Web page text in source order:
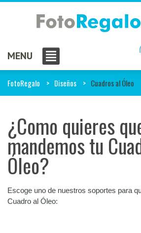
MENU
FotoRegalo Diseños Cuadros al Óleo
¿Como quieres
mandemos tu
Óleo?
Escoge uno de nuestros soportes para
Cuadro al Óleo: